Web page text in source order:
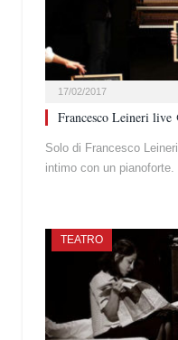
17/02/2017
Francesco Leineri live
Solo di Francesco
intimo con un pianoforte.
TEATRO